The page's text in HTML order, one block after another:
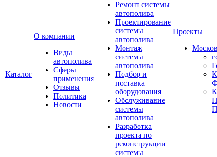
Каталог
О компании
Виды
автополива
Сферы
применения
Отзывы
Политика
Новости
Ремонт системы
автополива
Проектирование
системы
автополива
Монтаж
системы
автополива
Подбор и
поставка
оборудования
Обслуживание
системы
автополива
Разработка
проекта по
реконструкции
системы
Проекты